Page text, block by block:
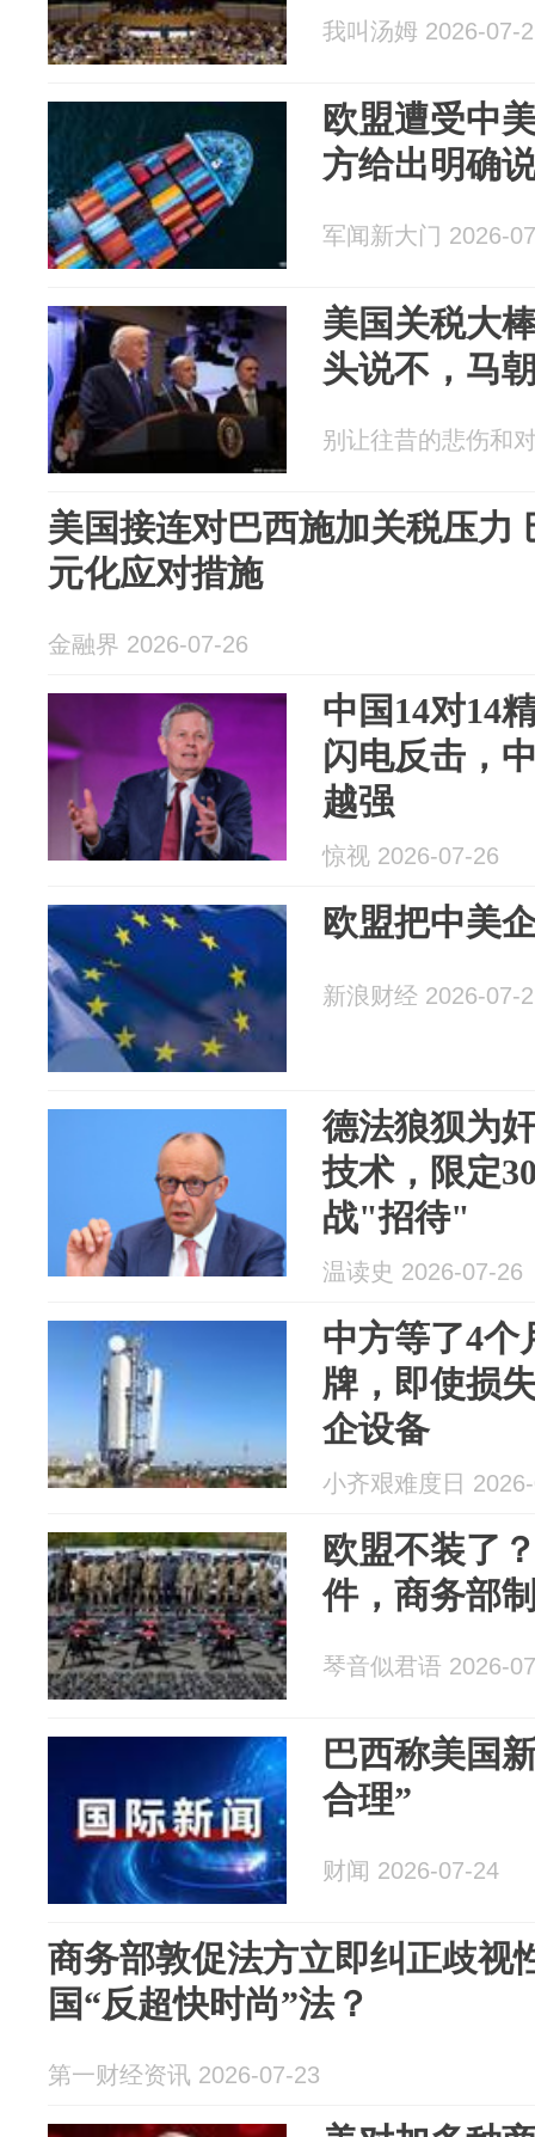
我叫汤姆 2026-07-
欧盟遭受中
方给出明确
军闻新大门 2026-
美国关税大
头说不，马
别让往昔的悲伤和
美国接连对巴西施加关税压力
元化应对措施
金融界 2026-07-26
中国14对14
闪电反击，
越强
惊视 2026-07-26
欧盟把中美
新浪财经 2026-07-
德法狼狈为
技术，限定
战"招待"
温读史 2026-07-26
中方等了4个
牌，即使损
企设备
小齐艰难度日
欧盟不装了
件，商务部
琴音似君语 2026-
巴西称美国
合理”
财闻 2026-07-24
商务部敦促法方立即纠正歧视
国“反超快时尚”法？
第一财经资讯 2026-07-23